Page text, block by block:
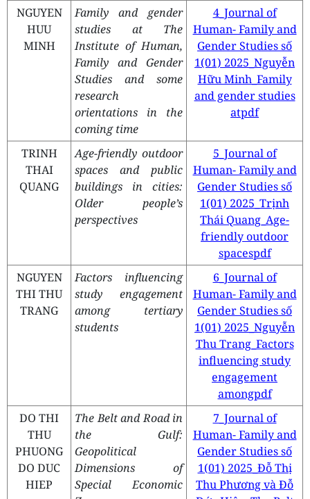
NGUYEN
HUU
MINH
Family and gender
studies at The
Institute of Human,
Family and Gender
Studies and some
research
orientations in the
coming time
4_Journal of
Human- Family and
Gender Studies số
1(01) 2025_Nguyễn
Hữu Minh_Family
and gender studies
atpdf
TRINH
THAI
QUANG
Age-friendly outdoor
spaces and public
buildings in cities:
Older people’s
perspectives
5_Journal of
Human- Family and
Gender Studies số
1(01) 2025_Trịnh
Thái Quang_Age-
friendly outdoor
spacespdf
NGUYEN
THI THU
TRANG
Factors influencing
study engagement
among tertiary
students
6_Journal of
Human- Family and
Gender Studies số
1(01) 2025_Nguyễn
Thu Trang_Factors
influencing study
engagement
amongpdf
DO THI
THU
PHUONG
DO DUC
HIEP
The Belt and Road in
the Gulf:
Geopolitical
Dimensions of
Special Economic
7_Journal of
Human- Family and
Gender Studies số
1(01) 2025_Đỗ Thị
Thu Phương và Đỗ